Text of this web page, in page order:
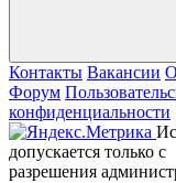
Контакты Вакансии
Форум
конфиденциальности
допускается только с
разрешения